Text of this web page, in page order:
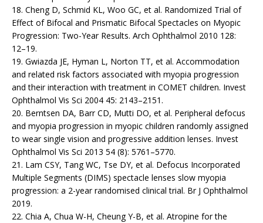
18. Cheng D, Schmid KL, Woo GC, et al. Randomized Trial of
Effect of Bifocal and Prismatic Bifocal Spectacles on Myopic
Progression: Two-Year Results. Arch Ophthalmol 2010 128:
12–19.
19. Gwiazda JE, Hyman L, Norton TT, et al. Accommodation
and related risk factors associated with myopia progression
and their interaction with treatment in COMET children. Invest
Ophthalmol Vis Sci 2004 45: 2143–2151.
20. Berntsen DA, Barr CD, Mutti DO, et al. Peripheral defocus
and myopia progression in myopic children randomly assigned
to wear single vision and progressive addition lenses. Invest
Ophthalmol Vis Sci 2013 54 (8): 5761–5770.
21. Lam CSY, Tang WC, Tse DY, et al. Defocus Incorpora­ted
Multiple Segments (DIMS) spectacle lenses slow myopia
progression: a 2-year randomised clinical trial. Br J Ophthalmol
2019.
22. Chia A, Chua W-H, Cheung Y-B, et al. Atropine for the